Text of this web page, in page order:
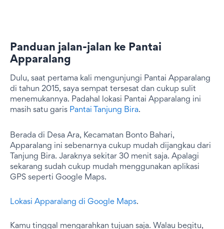
Panduan jalan-jalan ke Pantai
Apparalang
Dulu, saat pertama kali mengunjungi Pantai Apparalang
di tahun 2015, saya sempat tersesat dan cukup sulit
menemukannya. Padahal lokasi Pantai Apparalang ini
masih satu garis Pantai Tanjung Bira.
Berada di Desa Ara, Kecamatan Bonto Bahari,
Apparalang ini sebenarnya cukup mudah dijangkau dari
Tanjung Bira. Jaraknya sekitar 30 menit saja. Apalagi
sekarang sudah cukup mudah menggunakan aplikasi
GPS seperti Google Maps.
Lokasi Apparalang di Google Maps.
Kamu tinggal mengarahkan tujuan saja. Walau begitu,